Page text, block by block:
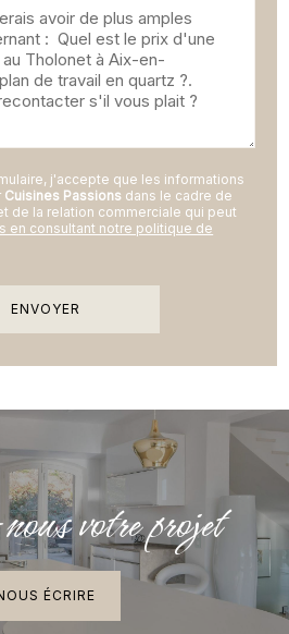
j'accepte que les informations
Cuisines Passions dans le cadre de
de la relation commerciale qui peut
en consultant notre politique de
votre projet
NOUS ÉCRIRE